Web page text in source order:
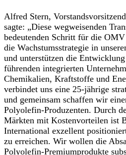
Alfred Stern,
sagte: „Diese wegweisenden
bedeutenden Schritt für die
die Wachstumsstrategie in
und unterstützen die
führenden integrierten
Chemikalien, Kraftstoffe und
verbindet uns eine 25-jährige
und gemeinsam schaffen wir
Polyolefin-Produzenten. Durch
Märkten mit Kostenvorteilen ist
International exzellent
zu erreichen. Wir wollen die
Polyolefin-Premiumprodukte